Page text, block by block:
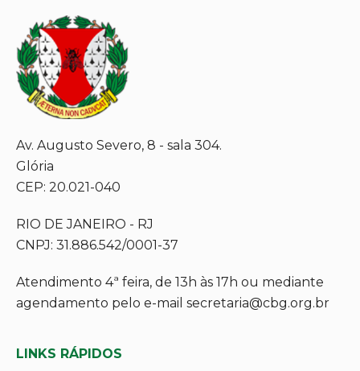
Av. Augusto Severo, 8 - sala 304.
Glória
CEP: 20.021-040
RIO DE JANEIRO - RJ
CNPJ: 31.886.542/0001-37
Atendimento 4ª feira, de 13h às 17h ou mediante
agendamento pelo e-mail secretaria@cbg.org.br
LINKS RÁPIDOS